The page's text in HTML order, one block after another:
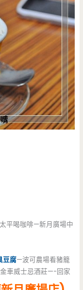
平喝咖啡—新月廣場中
豆腐—波可農場看豬籠
車威士忌酒莊—-回家